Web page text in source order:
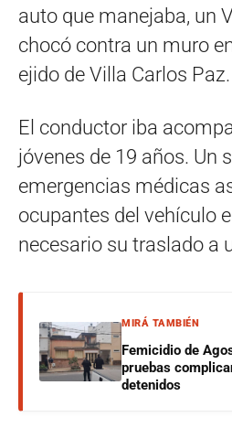
auto que manejaba, un
chocó contra un muro
ejido de Villa Carlos Paz.
El conductor iba
jóvenes de 19 años. Un
emergencias médicas
ocupantes del vehículo
necesario su traslado a
MIRÁ TAMBIÉN
Femicidio de
pruebas
detenidos